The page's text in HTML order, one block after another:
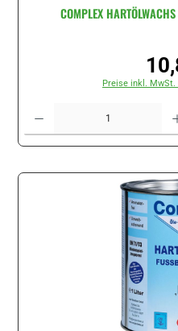
COMPLEX
Preise inkl. MwSt.